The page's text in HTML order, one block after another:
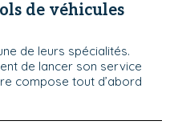
de véhicules
de leurs spécialités.
de lancer son service
compose tout d’abord